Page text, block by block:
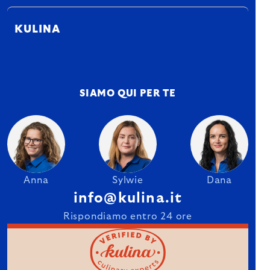
KULINA
SIAMO QUI PER TE
Anna Sylwie Dana
info@kulina.it
Rispondiamo entro 24 ore